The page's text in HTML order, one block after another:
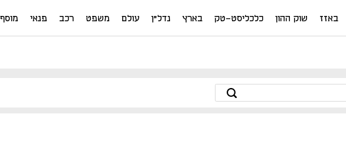
באזז שוק ההון כלכליסט-טק בארץ נדל"ן עולם משפט רכב פנאי מוסף